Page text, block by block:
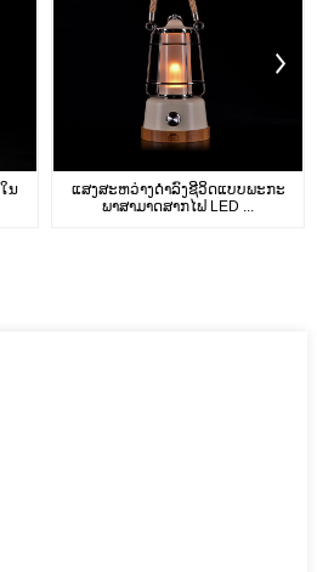
ນ
ແສງສະຫວ່າງດໍາລົງຊີວິດແບບພະກະ
ພາສາມາດສາກໄຟ LED ...